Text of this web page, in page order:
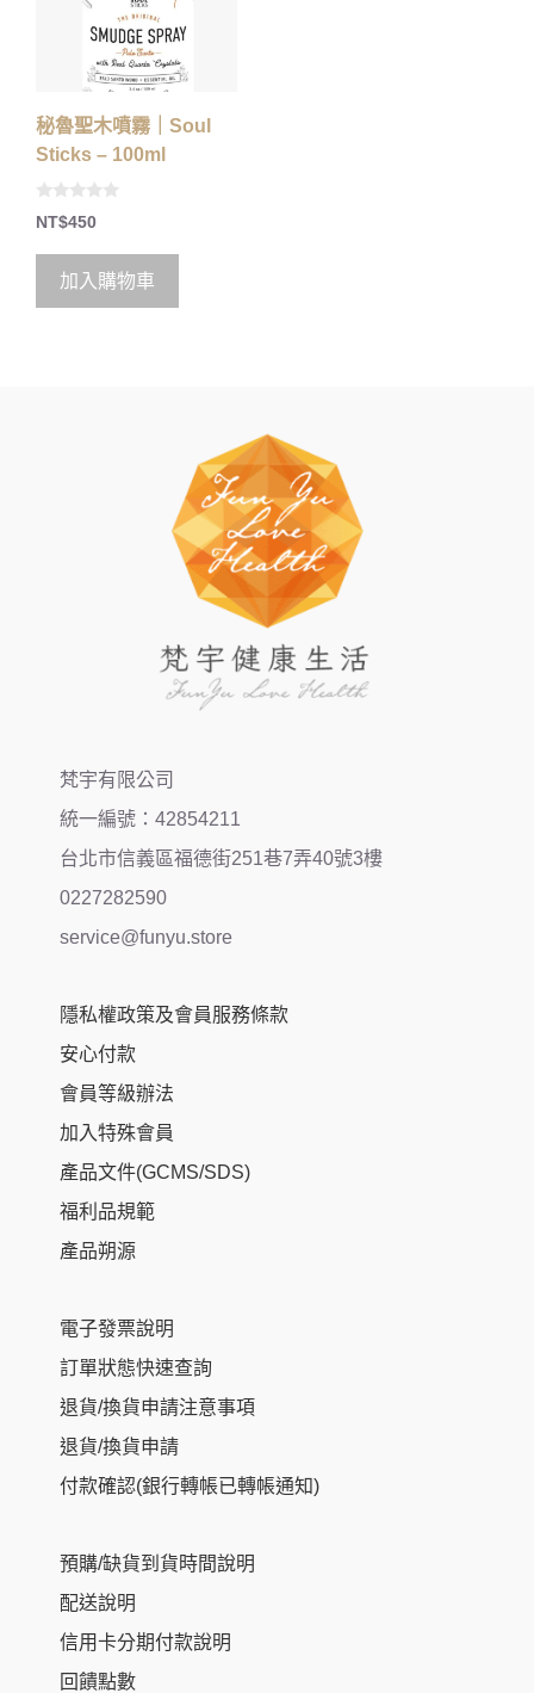
秘魯聖木噴霧｜Soul
Sticks – 100ml
0
o
t
5
NT$450
加入購物車
梵宇有限公司
統一編號：42854211
台北市信義區福德街251巷7弄40號3樓
0227282590
service@funyu.store
隱私權政策及會員服務條款
安心付款
會員等級辦法
加入特殊會員
產品文件(GCMS/SDS)
福利品規範
產品朔源
電子發票說明
訂單狀態快速查詢
退貨/換貨申請注意事項
退貨/換貨申請
付款確認(銀行轉帳已轉帳通知)
預購/缺貨到貨時間說明
配送說明
信用卡分期付款說明
回饋點數